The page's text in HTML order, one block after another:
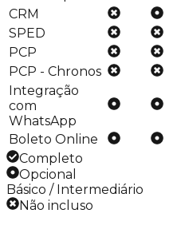
CRM
SPED
PCP
PCP - Chronos
Integração
com
WhatsApp
Boleto Online
Completo
Opcional
Básico / Intermediário
Não incluso